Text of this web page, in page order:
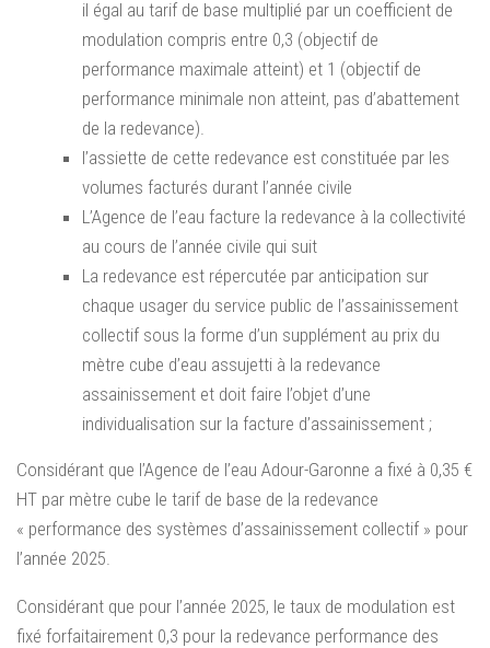
il égal au tarif de base multiplié par un coefficient de
modulation compris entre 0,3 (objectif de
performance maximale atteint) et 1 (objectif de
performance minimale non atteint, pas d’abattement
de la redevance).
l’assiette de cette redevance est constituée par les
volumes facturés durant l’année civile
L’Agence de l’eau facture la redevance à la collectivité
au cours de l’année civile qui suit
La redevance est répercutée par anticipation sur
chaque usager du service public de l’assainissement
collectif sous la forme d’un supplément au prix du
mètre cube d’eau assujetti à la redevance
assainissement et doit faire l’objet d’une
individualisation sur la facture d’assainissement ;
Considérant que l’Agence de l’eau Adour-Garonne a fixé à 0,35 €
HT par mètre cube le tarif de base de la redevance
« performance des systèmes d’assainissement collectif » pour
l’année 2025.
Considérant que pour l’année 2025, le taux de modulation est
fixé forfaitairement 0,3 pour la redevance performance des